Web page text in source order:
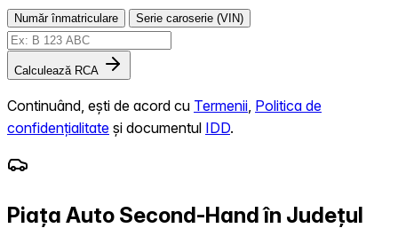
Număr înmatriculare Serie caroserie (VIN)
Calculează RCA
Continuând, ești de acord cu Termenii Politica de
confidențialitate și documentul IDD.
Piața Auto Second-Hand în Județul